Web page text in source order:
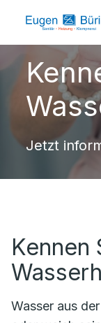
Jetzt
Kennen
Wasser aus